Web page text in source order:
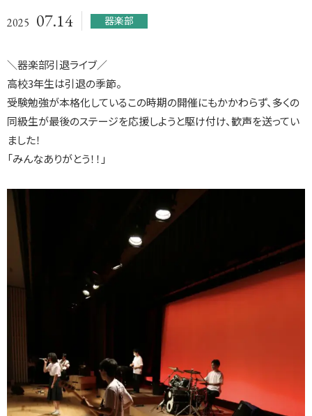
2025 07.14 器楽部
＼器楽部引退ライブ／
高校3年生は引退の季節。
受験勉強が本格化しているこの時期の開催にもかかわらず、多くの
同級生が最後のステージを応援しようと駆け付け、歓声を送ってい
ました！
「みんなありがとう！！」